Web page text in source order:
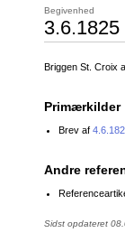
Begivenhed
3.6.1825
Briggen St. Croix
Primærkilder
Brev af
Andre
Sidst opdateret